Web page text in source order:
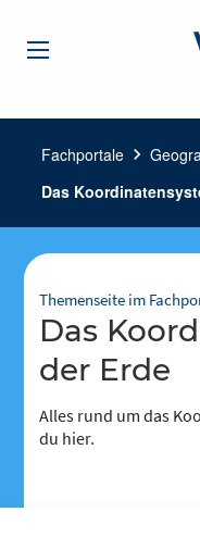
Fachportale chevron_right
Das
Themenseite im
Das Koordinatensystem
der Erde
Alles rund um das
du hier.